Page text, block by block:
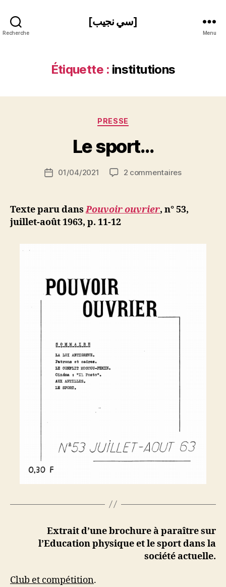
Recherche
[سي نجيب]
Menu
Étiquette : institutions
Catégories
PRESSE
Le sport…
Auteur
de
S
N
ji
b
Date01/04/2021 2 commentairessur
Texte paru dansPouvoir ouvrier, n° 53,
juillet-août 1963, p. 11-12
Extrait d’une brochure à paraître sur
l’Education physique et le sport dans la
société actuelle.
Club et compétition.